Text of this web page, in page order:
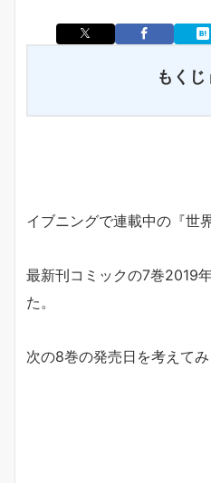
もくじ
イブニングで連載中の『世
最新刊コミックの7巻2019
た。
次の8巻の発売日を考えてみ